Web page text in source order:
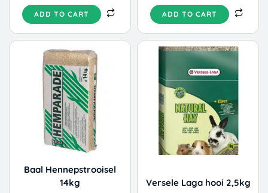
ADD TO CART ADD TO CART
Baal Hennepstrooisel
14kg
Versele Laga hooi 2,5kg